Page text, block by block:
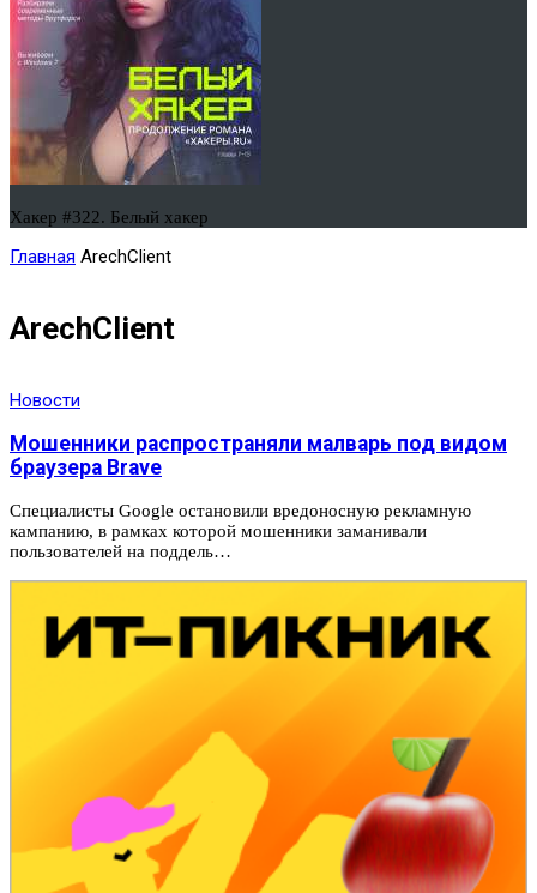
Хакер #322. Белый хакер
Главная ArechClient
ArechClient
Новости
Мошенники распространяли малварь под видом
браузера Brave
Специалисты Google остановили вредоносную рекламную
кампанию, в рамках которой мошенники заманивали
пользователей на поддель…